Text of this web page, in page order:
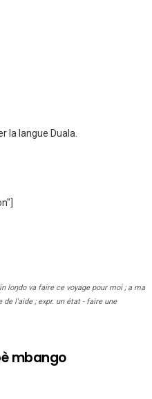
la langue Duala.
loŋdo va faire ce voyage pour moi ; a ma
l'aide ; expr. un état - faire une
mbango